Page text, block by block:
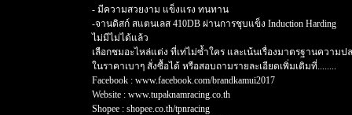
- มีความสวยงาม แข็งแรง ทนทาน
-จานดิสก์ สแตนเลส 410DB ผ่านการชุบแข็ง Induction Harding
ไม่มีไม่ได้แล้ว
เลือกชมอะไหล่แต่ง ที่เท่ไม่ซ้ำใคร และเน้นเรื่องมาตรฐานความป
ในราคาเบาๆ สั่งซื้อได้ หรือสอบถามรายละเอียดเพิ่มเติมที่........
Facebook : www.facebook.com/brandkamui2017
Website : www.tupaknamracing.co.th
Shopee : shopee.co.th/tpnracing